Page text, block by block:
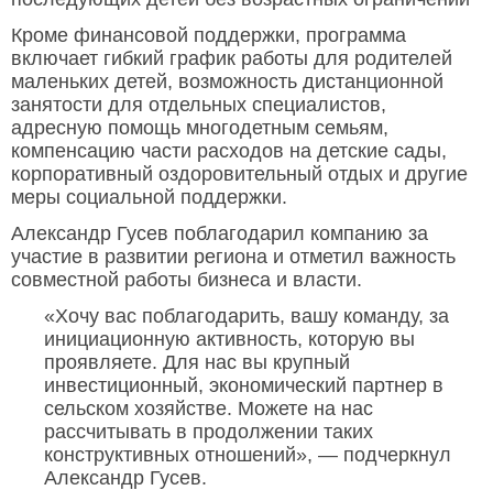
Кроме финансовой поддержки, программа
включает гибкий график работы для родителей
маленьких детей, возможность дистанционной
занятости для отдельных специалистов,
адресную помощь многодетным семьям,
компенсацию части расходов на детские сады,
корпоративный оздоровительный отдых и другие
меры социальной поддержки.
Александр Гусев поблагодарил компанию за
участие в развитии региона и отметил важность
совместной работы бизнеса и власти.
«Хочу вас поблагодарить, вашу команду, за
инициационную активность, которую вы
проявляете. Для нас вы крупный
инвестиционный, экономический партнер в
сельском хозяйстве. Можете на нас
рассчитывать в продолжении таких
конструктивных отношений», — подчеркнул
Александр Гусев.